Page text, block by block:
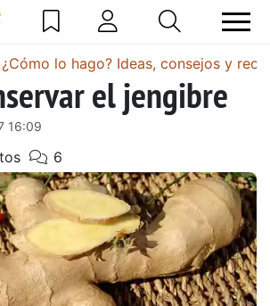
¿Cómo lo hago? Ideas, consejos y
el jengibre
16:09